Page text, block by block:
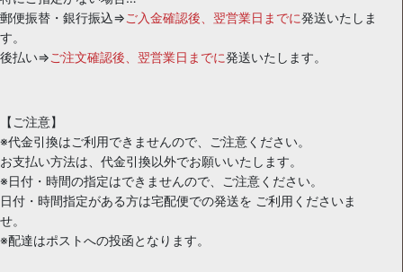
郵便振替・銀行振込⇒ご入金確認後、翌営業日までに発送いたしま
す。
後払い⇒ご注文確認後、翌営業日までに発送いたします。
【ご注意】
※代金引換はご利用できませんので、ご注意ください。
お支払い方法は、代金引換以外でお願いいたします。
※日付・時間の指定はできませんので、ご注意ください。
日付・時間指定がある方は宅配便での発送を ご利用くださいま
せ。
※配達はポストへの投函となります。